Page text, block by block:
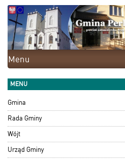
Menu
MENU
Gmina
Rada Gminy
Wójt
Urząd Gminy